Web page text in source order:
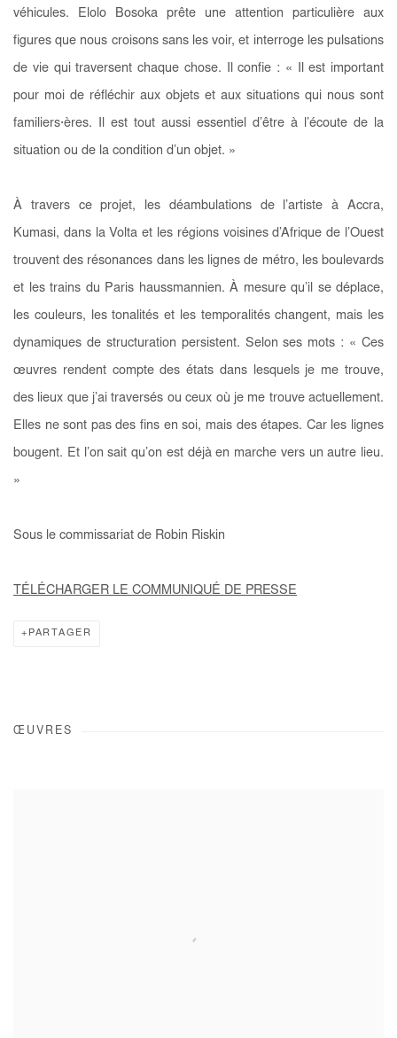
véhicules. Elolo Bosoka prête une attention particulière aux
figures que nous croisons sans les voir, et interroge les pulsations
de vie qui traversent chaque chose. Il confie : « Il est important
pour moi de réfléchir aux objets et aux situations qui nous sont
familiers·ères. Il est tout aussi essentiel d’être à l’écoute de la
situation ou de la condition d’un objet. »
À travers ce projet, les déambulations de l’artiste à Accra,
Kumasi, dans la Volta et les régions voisines d’Afrique de l’Ouest
trouvent des résonances dans les lignes de métro, les boulevards
et les trains du Paris haussmannien. À mesure qu’il se déplace,
les couleurs, les tonalités et les temporalités changent, mais les
dynamiques de structuration persistent. Selon ses mots : « Ces
œuvres rendent compte des états dans lesquels je me trouve,
des lieux que j’ai traversés ou ceux où je me trouve actuellement.
Elles ne sont pas des fins en soi, mais des étapes. Car les lignes
bougent. Et l’on sait qu’on est déjà en marche vers un autre lieu.
»
Sous le commissariat de Robin Riskin
TÉLÉCHARGER LE COMMUNIQUÉ DE PRESSE
PARTAGER
ŒUVRES